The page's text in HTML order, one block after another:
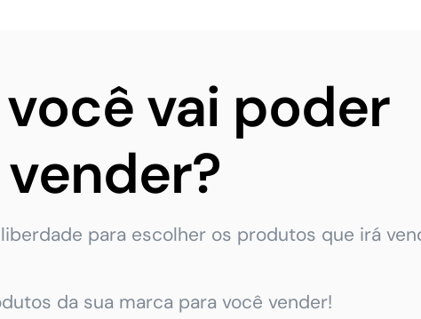
vai poder
vender?
para escolher os produtos que irá
da sua marca para você vender!